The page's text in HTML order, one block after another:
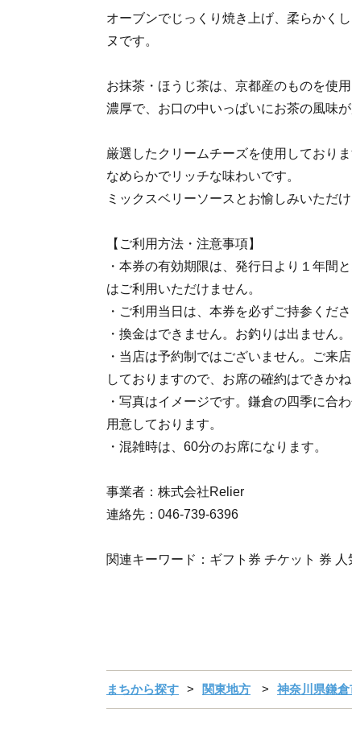
オーブンでじっくり焼き上げ、柔らかく
ヌです。
お抹茶・ほうじ茶は、京都産のものを使用
濃厚で、お口の中いっぱいにお茶の風味が
厳選したクリームチーズを使用しておりま
なめらかでリッチな味わいです。
ミックスベリーソースとお愉しみいただけ
【ご利用方法・注意事項】
・本券の有効期限は、発行日より１年間
はご利用いただけません。
・ご利用当日は、本券を必ずご持参くださ
・換金はできません。お釣りは出ません。
・当店は予約制ではございません。ご来
しておりますので、お席の確約はできか
・写真はイメージです。鎌倉の四季に合
用意しております。
・混雑時は、60分のお席になります。
事業者：株式会社Relier
連絡先：046-739-6396
関連キーワード：ギフト券 チケット 券
まちから探す 関東地方 神奈川県鎌倉